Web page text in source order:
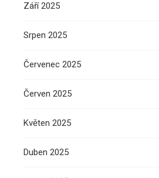
Září 2025
Srpen 2025
Červenec 2025
Červen 2025
Květen 2025
Duben 2025